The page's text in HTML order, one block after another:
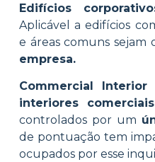
Edifícios
Aplicável a edifícios
e áreas comuns sejam
empresa.
Commercial
interiores comerciais
controlados por um
de pontuação tem
ocupados por esse